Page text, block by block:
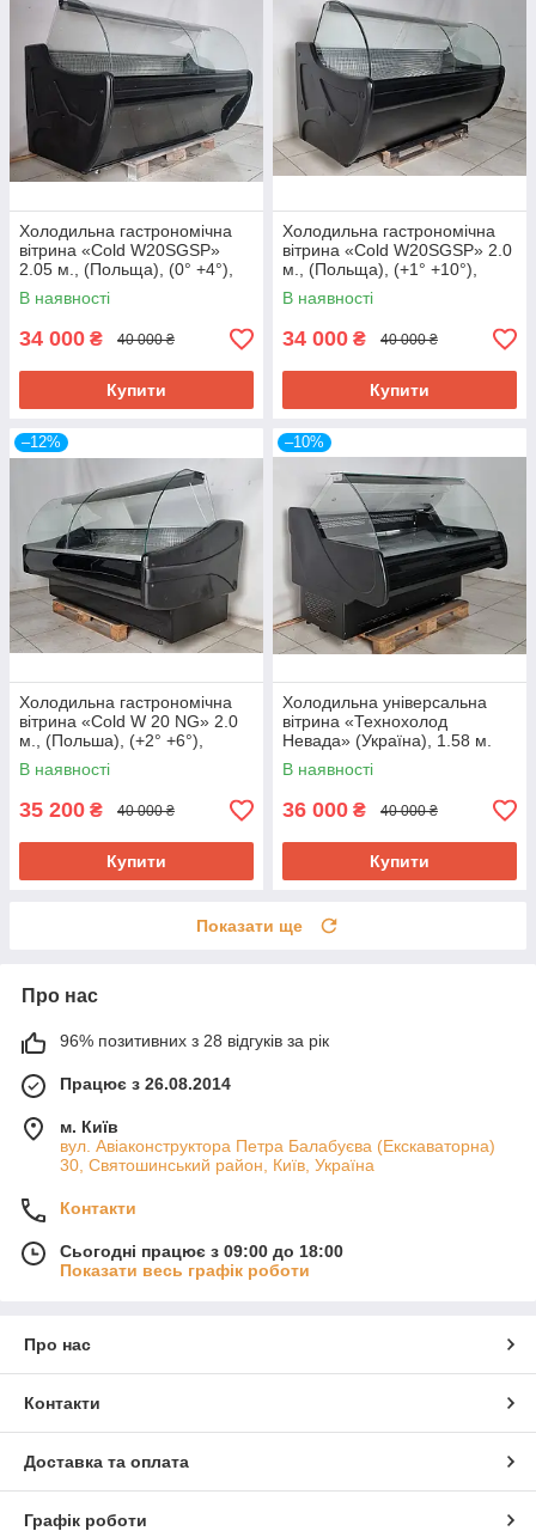
Холодильна гастрономічна
вітрина «Cold W20SGSP»
2.05 м., (Польща), (0° +4°),
викладка 72 см., Б/у
В наявності
34 000 ₴ 40 000 ₴
Купити
Холодильна гастрономічна
вітрина «Cold W20SGSP» 2.0
м., (Польща), (+1° +10°),
викладка 75 см., Б/у
В наявності
34 000 ₴ 40 000 ₴
Купити
–12%
Холодильна гастрономічна
вітрина «Cold W 20 NG» 2.0
м., (Польша), (+2° +6°),
новий компрессор, Б/у
В наявності
35 200 ₴ 40 000 ₴
Купити
–10%
Холодильна універсальна
вітрина «Технохолод
Невада» (Україна), 1.58 м.
(-5° +5°), викладка 90 см., Б/у
В наявності
36 000 ₴ 40 000 ₴
Купити
Показати ще
Про нас
96% позитивних з 28 відгуків за рік
Працює з 26.08.2014
м. Київ
вул. Авіаконструктора Петра Балабуєва (Екскаваторна)
30, Святошинський район, Київ, Україна
Контакти
Сьогодні працює з 09:00 до 18:00
Показати весь графік роботи
Про нас
Контакти
Доставка та оплата
Графік роботи